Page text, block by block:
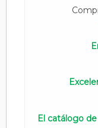
El catálogo